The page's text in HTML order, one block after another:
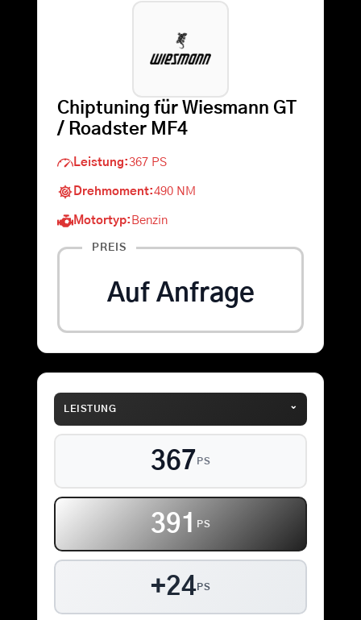
Warenkorb
Chiptuning für Wiesmann GT
/ Roadster MF4
Leistung:367 PS
Drehmoment:490 NM
Motortyp: Benzin
PREIS
Auf Anfrage
LEISTUNG ⌄
367 PS
391 PS
+24PS